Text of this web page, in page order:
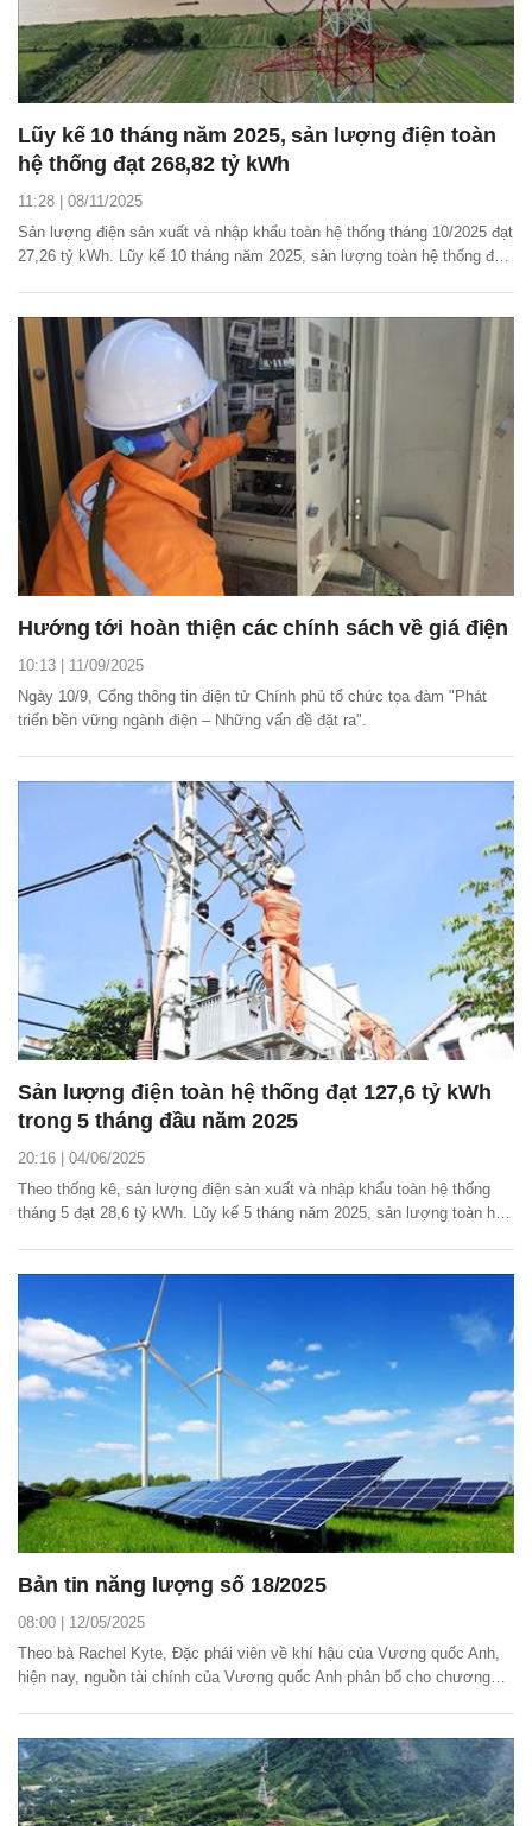
Lũy kế 10 tháng năm 2025, sản lượng điện toàn
hệ thống đạt 268,82 tỷ kWh
11:28 | 08/11/2025
Sản lượng điện sản xuất và nhập khẩu toàn hệ thống tháng 10/2025 đạt
27,26 tỷ kWh. Lũy kế 10 tháng năm 2025, sản lượng toàn hệ thống đạt
Hướng tới hoàn thiện các chính sách về giá điện
10:13 | 11/09/2025
Ngày 10/9, Cổng thông tin điện tử Chính phủ tổ chức tọa đàm "Phát
triển bền vững ngành điện – Những vấn đề đặt ra".
Sản lượng điện toàn hệ thống đạt 127,6 tỷ kWh
trong 5 tháng đầu năm 2025
20:16 | 04/06/2025
Theo thống kê, sản lượng điện sản xuất và nhập khẩu toàn hệ thống
tháng 5 đạt 28,6 tỷ kWh. Lũy kế 5 tháng năm 2025, sản lượng toàn hệ
Bản tin năng lượng số 18/2025
08:00 | 12/05/2025
Theo bà Rachel Kyte, Đặc phái viên về khí hậu của Vương quốc Anh,
hiện nay, nguồn tài chính của Vương quốc Anh phân bổ cho chương